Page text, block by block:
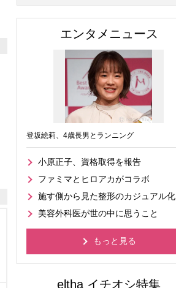
エンタメニュース
登坂絵莉、4歳長男とランニング
小原正子、資格取得を報告
ファミマとヒロアカがコラボ
施す側から見た整形のカジュアル化
美容外科医が世の中に思うこと
もっと見る